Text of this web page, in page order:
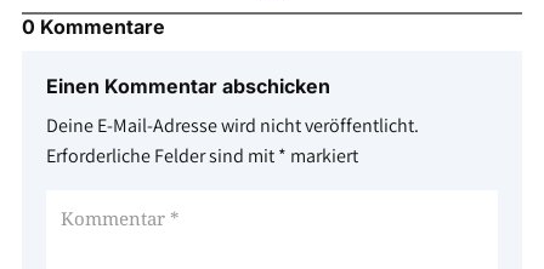
0 Kommentare
Einen Kommentar abschicken
Deine E-Mail-Adresse wird nicht veröffentlicht.
Erforderliche Felder sind mit* markiert